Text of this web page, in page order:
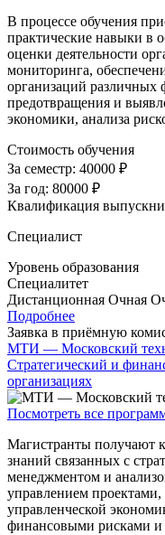
В процессе обучения
практические навыки в
оценки деятельности
мониторинга,
организаций различных
предотвращения и
экономики, анализа
Стоимость обучения
За семестр: 40000 ₽
За год: 80000 ₽
Квалификация
Специалист
Уровень образования
Специалитет
Дистанционная Очная
Подробнее
Заявка в приёмную
МТИ — Московский
Стратегический и
организациях
Посмотреть все
Магистранты получают
знаний связанных с
менеджментом и
управлением проектами,
управленческой
финансовыми рисками и